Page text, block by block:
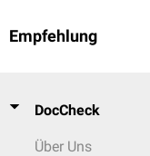
Empfehlung
DocCheck
Über Uns